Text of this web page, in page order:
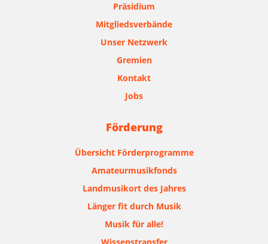
Präsidium
Mitgliedsverbände
Unser Netzwerk
Gremien
Kontakt
Jobs
Förderung
Übersicht Förderprogramme
Amateurmusikfonds
Landmusikort des Jahres
Länger fit durch Musik
Musik für alle!